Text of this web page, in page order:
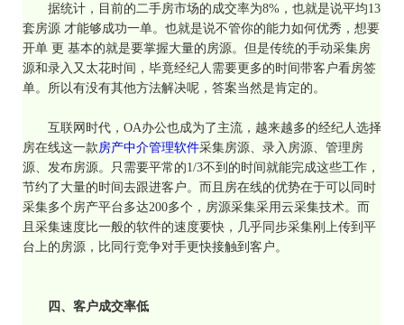
据统计，目前的二手房市场的成交率为8%，也就是说平均13
套房源 才能够成功一单。也就是说不管你的能力如何优秀，想要
开单 更 基本的就是要掌握大量的房源。但是传统的手动采集房
源和录入又太花时间，毕竟经纪人需要更多的时间带客户看房签
单。所以有没有其他方法解决呢，答案当然是肯定的。
互联网时代， OA办公也成为了主流，越来越多的经纪人选择
房在线这一款房产中介管理软件采集房源、录入房源、管理房
源、发布房源。只需要平常的1/3不到的时间就能完成这些工作，
节约了大量的时间去跟进客户。而且房在线的优势在于可以同时
采集多个房产平台多达200多个，房源采集采用云采集技术。而
且采集速度比一般的软件的速度要快，几乎同步采集刚上传到平
台上的房源，比同行竞争对手更快接触到客户。
四、客户成交率低